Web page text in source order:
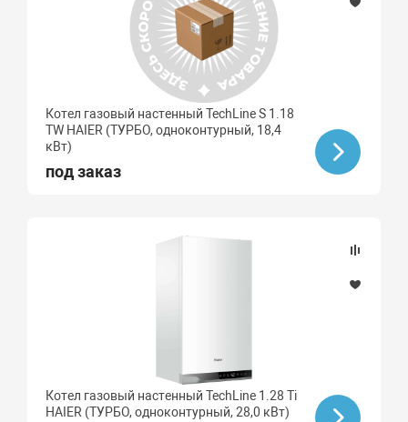
Котел газовый настенный TechLine S 1.18
TW HAIER (ТУРБО, одноконтурный, 18,4
кВт)
под заказ
Котел газовый настенный TechLine 1.28 Ti
HAIER (ТУРБО, одноконтурный, 28,0 кВт)